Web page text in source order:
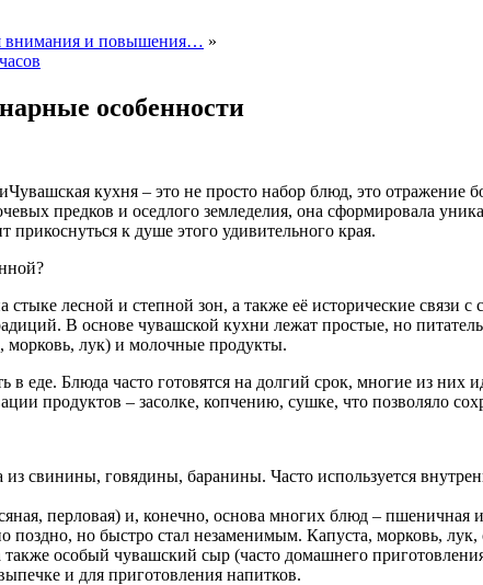
внимания и повышения… »
особенности
Чувашская кухня – это не просто набор блюд, это
предков и оседлого земледелия, она сформировала
к душе этого удивительного края.
лесной и степной зон, а также её исторические связи
В основе чувашской кухни лежат простые, но
морковь, лук) и молочные продукты.
в еде. Блюда часто готовятся на долгий срок, многие из
продуктов – засолке, копчению, сушке, что позволяло
свинины, говядины, баранины. Часто используется
перловая) и, конечно, основа многих блюд – пшеничная
поздно, но быстро стал незаменимым. Капуста, морковь,
особый чувашский сыр (часто домашнего
и для приготовления напитков.